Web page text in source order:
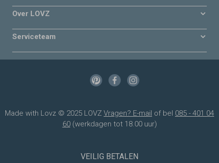
Over LOVZ
Serviceteam
Made with Lovz © 2025 LOVZ Vragen? E-mail of bel 085 - 401 04
60(werkdagen tot 18.00 uur)
VEILIG BETALEN